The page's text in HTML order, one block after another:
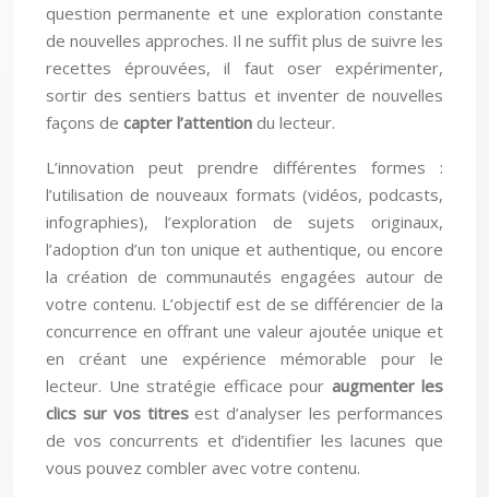
question permanente et une exploration constante
de nouvelles approches. Il ne suffit plus de suivre les
recettes éprouvées, il faut oser expérimenter,
sortir des sentiers battus et inventer de nouvelles
façons de capter l’attention du lecteur.
L’innovation peut prendre différentes formes :
l’utilisation de nouveaux formats (vidéos, podcasts,
infographies), l’exploration de sujets originaux,
l’adoption d’un ton unique et authentique, ou encore
la création de communautés engagées autour de
votre contenu. L’objectif est de se différencier de la
concurrence en offrant une valeur ajoutée unique et
en créant une expérience mémorable pour le
lecteur. Une stratégie efficace pour augmenter les
clics sur vos titresest d’analyser les performances
de vos concurrents et d’identifier les lacunes que
vous pouvez combler avec votre contenu.